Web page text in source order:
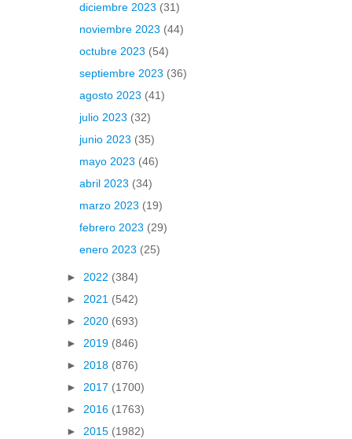
diciembre 2023 (31)
noviembre 2023 (44)
octubre 2023 (54)
septiembre 2023 (36)
agosto 2023 (41)
julio 2023 (32)
junio 2023 (35)
mayo 2023 (46)
abril 2023 (34)
marzo 2023 (19)
febrero 2023 (29)
enero 2023 (25)
► 2022 (384)
► 2021 (542)
► 2020 (693)
► 2019 (846)
► 2018 (876)
► 2017 (1700)
► 2016 (1763)
► 2015 (1982)